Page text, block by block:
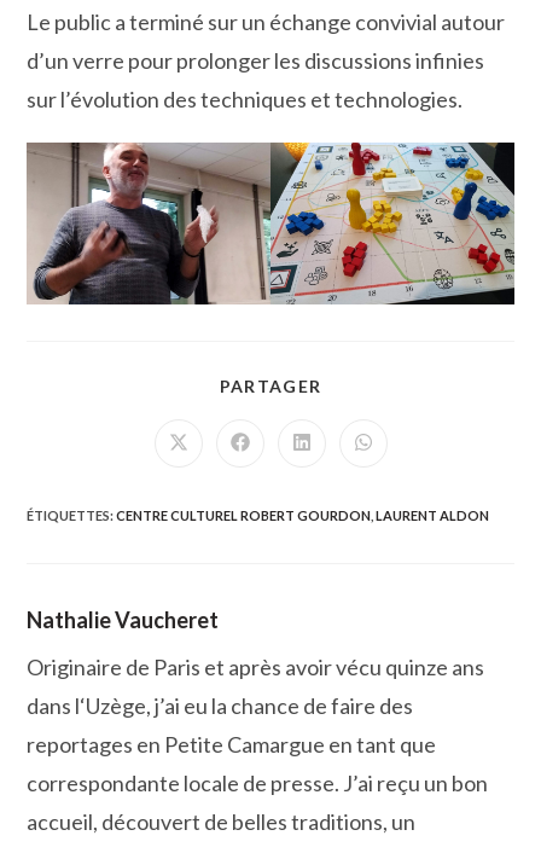
Le public a terminé sur un échange convivial autour
d’un verre pour prolonger les discussions infinies
sur l’évolution des techniques et technologies.
PARTAGER
Ouvrir
fenêtre
Ouvrir
fenêtre
Ouvrir
fenêtre
Ouvrir
fenêtre
ÉTIQUETTES:CENTRE CULTUREL ROBERT GOURDON LAURENT ALDON
Nathalie Vaucheret
Originaire de Paris et après avoir vécu quinze ans
dans l‘Uzège, j’ai eu la chance de faire des
reportages en Petite Camargue en tant que
correspondante locale de presse. J’ai reçu un bon
accueil, découvert de belles traditions, un